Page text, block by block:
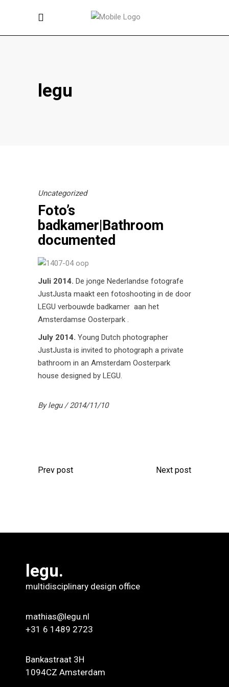
legu
Uncategorized
Foto’s
badkamer|Bathroom
documented
Juli 2014. De jonge Nederlandse fotografe
JustJusta maakt een fotoshooting in de door
LEGU verbouwde badkamer aan het
Amsterdamse Oosterpark .
July 2014. Young Dutch photographer
JustJusta is invited to photograph a private
bathroom in an Amsterdam Oosterpark
house designed by LEGU.
Bylegu 2014/11/10
Prev post Next post
legu.
multidisciplinary design office
mathias@legu.nl
+31 6 1489 2723
Bankastraat 3H
1094CZ Amsterdam